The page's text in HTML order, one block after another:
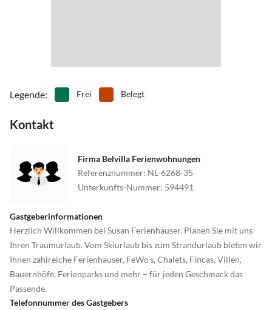
Legende: Frei Belegt
Kontakt
Firma Belvilla Ferienwohnungen
Referenznummer: NL-6268-35
Unterkunfts-Nummer: 594491
Gastgeberinformationen
Herzlich Willkommen bei Susan Ferienhäuser. Planen Sie mit uns
Ihren Traumurlaub. Vom Skiurlaub bis zum Strandurlaub bieten wir
Ihnen zahlreiche Ferienhäuser, FeWo’s, Chalets, Fincas, Villen,
Bauernhöfe, Ferienparks und mehr – für jeden Geschmack das
Passende.
Telefonnummer des Gastgebers